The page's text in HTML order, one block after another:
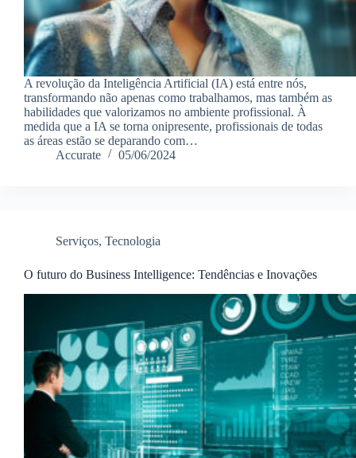
A revolução da Inteligência Artificial (IA) está entre nós,
transformando não apenas como trabalhamos, mas também as
habilidades que valorizamos no ambiente profissional. À
medida que a IA se torna onipresente, profissionais de todas
as áreas estão se deparando com…
Accurate
05/06/2024
Serviços, Tecnologia
O futuro do Business Intelligence: Tendências e Inovações